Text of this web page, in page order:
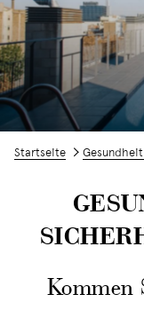
Startseite
Kommen